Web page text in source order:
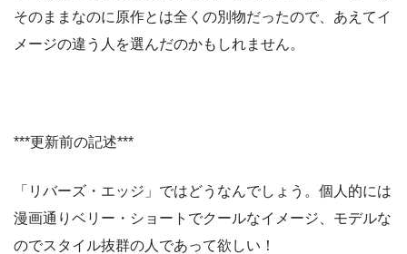
そのままなのに原作とは全くの別物だったので、あえてイ
メージの違う人を選んだのかもしれません。
***更新前の記述***
「リバーズ・エッジ」ではどうなんでしょう。個人的には
漫画通りベリー・ショートでクールなイメージ、モデルな
のでスタイル抜群の人であって欲しい！